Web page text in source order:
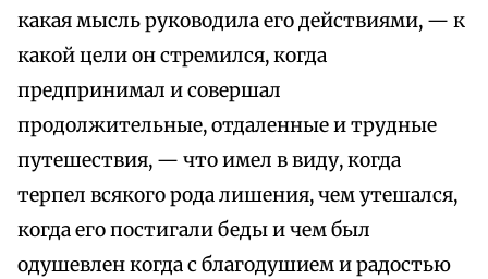
какая мысль руководила его действиями, — к
какой цели он стремился, когда
предпринимал и совершал
продолжительные, отдаленные и трудные
путешествия, — что имел в виду, когда
терпел всякого рода лишения, чем утешался,
когда его постигали беды и чем был
одушевлен когда с благодушием и радостью